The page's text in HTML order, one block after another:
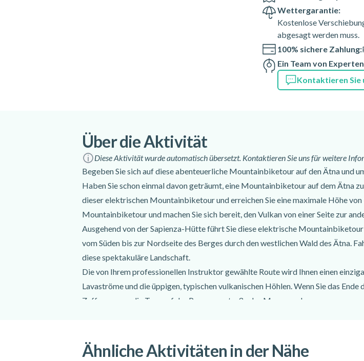
- Bitte erscheinen Sie 15 Minuten vor Beginn der Aktivität.
Sicilia Adventure - Via Roma, 347 Zafferana Etnea 95019 (CT),
MTB-Führer
Naturalistischer Führer
Vollgefedertes E-MTB mieten
Helm und Reparaturset
Transfer zum Startpunkt
Nicht enthalten
Speisen und Getränke
Transfer zum Treffpunkt
Nicht vergessen
Ausbilder
Wasser
Wettergarantie:
Kostenlose
abgesagt werden muss.
100% sichere Zahlung:
Ein Team von
Kontaktieren Sie
Über die Aktivität
Diese Aktivität wurde automatisch übersetzt. Kontaktieren Sie uns für weitere
Begeben Sie sich auf diese abenteuerliche Mountainbiketour auf den Ätna und
Haben Sie schon einmal davon geträumt, eine Mountainbiketour auf dem Ätna
dieser elektrischen Mountainbiketour und erreichen Sie eine maximale Höhe
Mountainbiketour und machen Sie sich bereit, den Vulkan von einer Seite zur
Ausgehend von der Sapienza-Hütte führt Sie diese elektrische
vom Süden bis zur Nordseite des Berges durch den westlichen Wald des Ätna.
diese spektakuläre Landschaft.
Die von Ihrem professionellen Instruktor gewählte Route wird Ihnen einen
Lavaströme und die üppigen, typischen vulkanischen Höhlen. Wenn Sie das
Zafferana, wo die Tour auf der Panoramastraße des Marenave begann.
Ähnliche Aktivitäten in der Nähe